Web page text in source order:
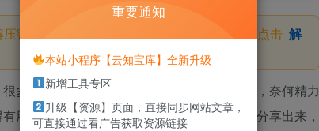
密码，如果你下载的资源需要解压密码，请点击 解
多时候是短时间就想分享很多软件给大家的，奈何精力
用，所以我就在想，为什么不把这些东西先分享出来，
重要通知
本站小程序【云知宝库】全新升级
新增工具专区
升级【资源】页面，直接同步网站文章，
可直接通过看广告获取资源链接